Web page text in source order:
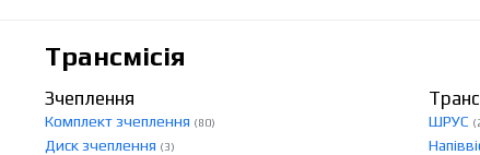
Трансмісія
Зчеплення
Комплект зчеплення (80)
Диск зчеплення (3)
ШРУС